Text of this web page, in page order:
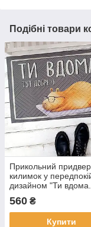
Подібні товари
Прикольний
килимок у
дизайном "Ти
560 ₴
Купити